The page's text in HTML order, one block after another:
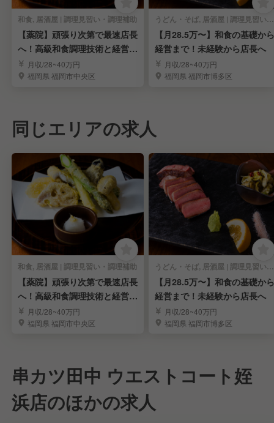
和食, 居酒屋 | 調理見習い・調理補助
【薬院】頑張り次第で最速店長
へ！高級和食調理技術と経営ス
キルを習得
月収/28~40万円
福岡県 福岡市中央区
うどん・そば, 居酒屋 | 調理見習い・調理補助
【月28.5万〜】和食の基礎から
経営まで！未経験から店長へ
月収/28~40万円
福岡県 福岡市博多区
同じエリアの求人
和食, 居酒屋 | 調理見習い・調理補助
【薬院】頑張り次第で最速店長
へ！高級和食調理技術と経営ス
キルを習得
月収/28~40万円
福岡県 福岡市中央区
うどん・そば, 居酒屋 | 調理見習い・調理補助
【月28.5万〜】和食の基礎から
経営まで！未経験から店長へ
月収/28~40万円
福岡県 福岡市博多区
串カツ田中 ウエストコート姪
浜店のほかの求人